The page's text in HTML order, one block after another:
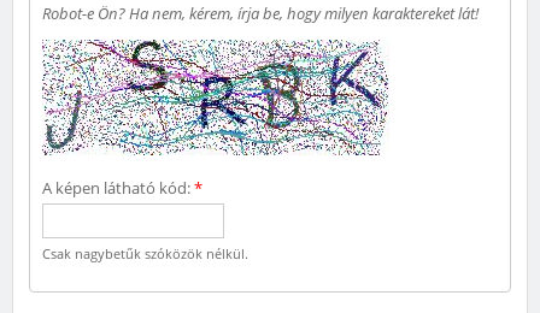
Robot-e Ön? Ha nem, kérem, írja be, hogy milyen karaktereket lát!
A képen látható kód:*
Csak nagybetűk szóközök nélkül.